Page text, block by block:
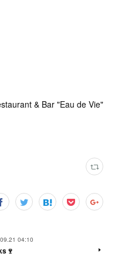
& Bar "Eau de Vie"
04:10